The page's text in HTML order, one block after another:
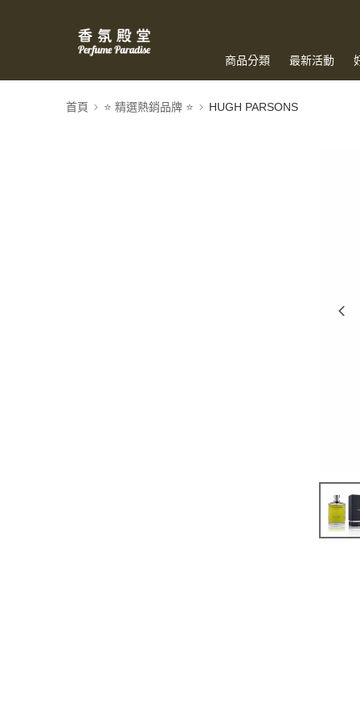
商品分類 最新活動
首頁 ⭐️ 精選熱銷品牌 ⭐️ HUGH PARSONS